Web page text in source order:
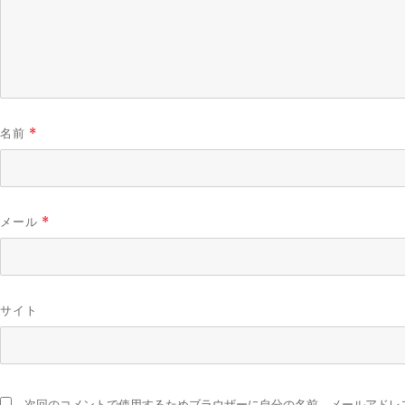
名前 *
メール *
サイト